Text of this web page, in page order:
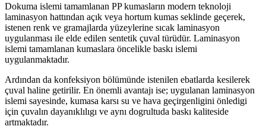
Dokuma islemi tamamlanan PP kumasların modern teknoloji
laminasyon hattından açık veya hortum kumas seklinde geçerek,
istenen renk ve gramajlarda yüzeylerine sıcak laminasyon
uygulanması ile elde edilen sentetik çuval türüdür. Laminasyon
islemi tamamlanan kumaslara öncelikle baskı islemi
uygulanmaktadır.
Ardından da konfeksiyon bölümünde istenilen ebatlarda kesilerek
çuval haline getirilir. En önemli avantajı ise; uygulanan laminasyon
islemi sayesinde, kumasa karsı su ve hava geçirgenligini önledigi
için çuvalın dayanıklılıgı ve aynı dogrultuda baskı kaliteside
artmaktadır.